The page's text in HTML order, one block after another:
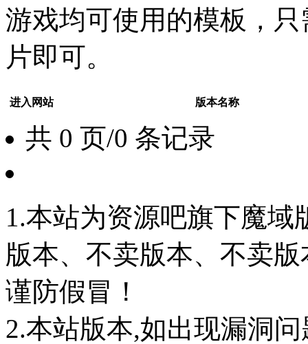
游戏均可使用的模板，
片即可。
进入网站 版本名称
共 0 页/0 条记录
1.本站为资源吧旗下魔
版本、不卖版本、不卖版
谨防假冒！
2.本站版本,如出现漏洞